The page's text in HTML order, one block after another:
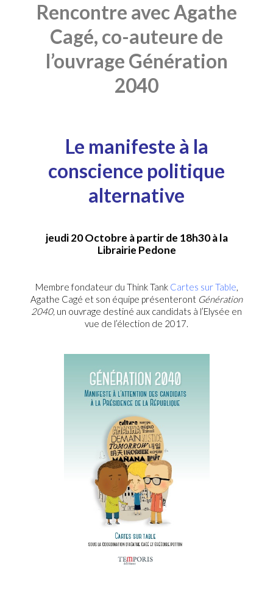
ÉVÉNEMENTS
TABLES
CATALOGUES
Rencontre avec Agathe
Cagé, co-auteure de
l’ouvrage Génération
2040
Le manifeste à la
conscience politique
alternative
jeudi 20 Octobre à partir de 18h30à la
Librairie Pedone
Membre fondateur du Think Tank Cartes sur Table,
Agathe Cagé et son équipe présenteront Génération
2040, un ouvrage destiné aux candidats à l’Elysée en
vue de l’élection de 2017.